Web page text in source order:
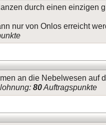
durch einen einzigen
nur von Onlos erreicht
an die Nebelwesen auf
80Auftragspunkte